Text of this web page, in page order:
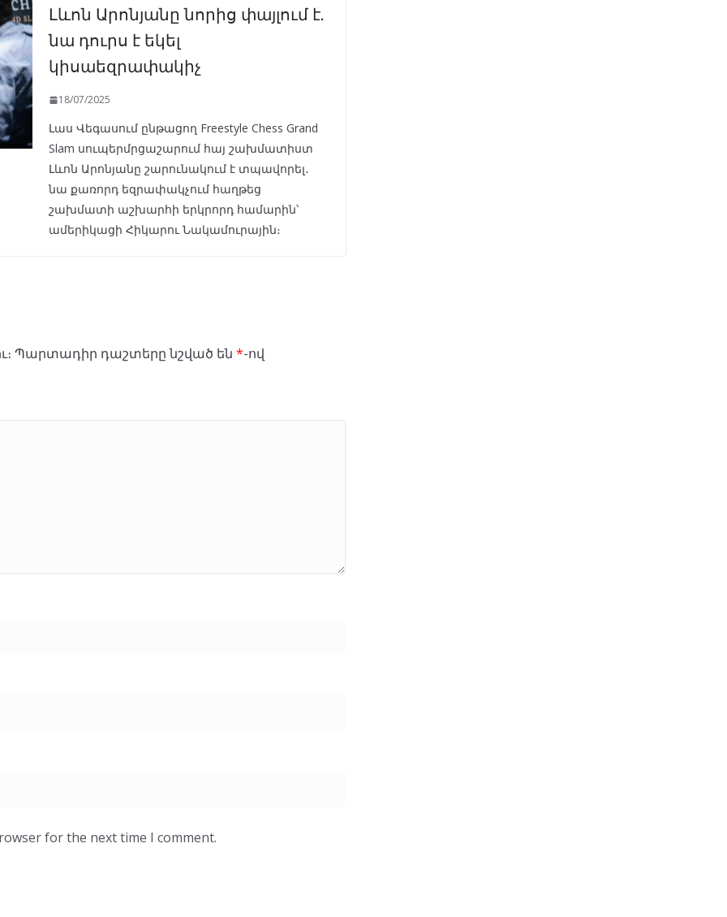
Լևոն Արոնյանը նորից փայլում է.
նա դուրս է եկել
կիսաեզրափակիչ
18/07/2025
Լաս Վեգասում ընթացող Freestyle Chess Grand
Slam սուպերմրցաշարում հայ շախմատիստ
Լևոն Արոնյանը շարունակում է տպավորել․
նա քառորդ եզրափակչում հաղթեց
շախմատի աշխարհի երկրորդ համարին՝
ամերիկացի Հիկարու Նակամուրային։
Պարտադիր դաշտերը նշված են *-ով
for the next time I comment.